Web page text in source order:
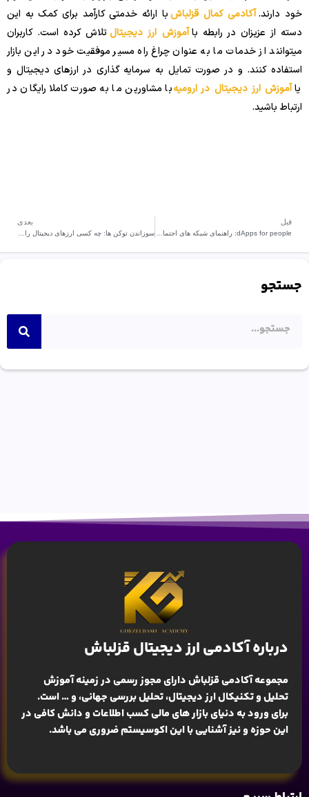
خود دارند.آکادمی کمال قزلباشبا ارائه خدمتی کارآمد برای کمک به این
دسته از عزیزان در رابطه باآموزش ارز دیجیتالتلاش کرده است. کاربران
میتوانند از خدمات ما به عنوان چراغ راه مسیر موفقیت خود در این بازار
استفاده کنند. و در صورت تمایل به سرمایه گذاری در ارزهای دیجیتال و
یاآموزش ارز دیجیتال در ارومیهبا مشاورین ما به صورت کاملا رایگان در
ارتباط باشید.
قبل
dApps for people: راهنمای شبکه های اجتماعی غیرمتمرکز
بعدی
سوزاندن توکن ها: چه کسی ارزهای دیجیتال را نابود می کند؟
جستجو
درباره آکادمی ارز دیجیتال قزلباش
مجموعه آکادمی قزلباش دارای مجوز رسمی در زمینهآموزش
تحلیل و تکنیکال ارز دیجیتال، تحلیل بررسی جهانی، و … است.
برای ورود به دنیای بازار های مالی کسب اطلاعات و دانش کافی در
این حوزه و نیز آشنایی با این اکوسیستم ضروری می باشد.